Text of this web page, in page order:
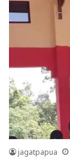
jagatpapua